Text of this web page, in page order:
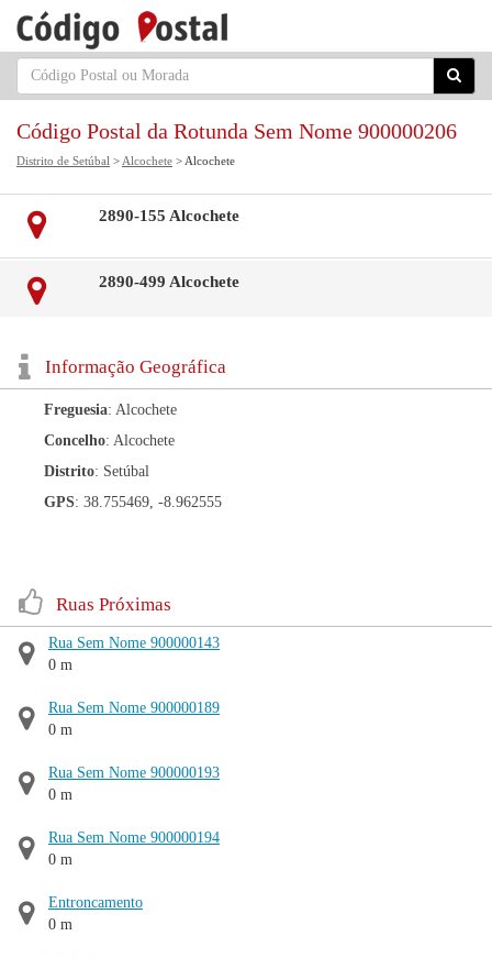
Código Postal da Rotunda Sem Nome 900000206
Distrito de Setúbal > Alcochete > Alcochete
2890-155 Alcochete
2890-499 Alcochete
Informação Geográfica
Freguesia: Alcochete
Concelho: Alcochete
Distrito: Setúbal
GPS: 38.755469, -8.962555
Ruas Próximas
Rua Sem Nome 900000143
0 m
Rua Sem Nome 900000189
0 m
Rua Sem Nome 900000193
0 m
Rua Sem Nome 900000194
0 m
Entroncamento
0 m